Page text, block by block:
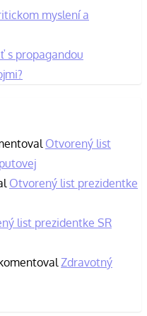
myslení a
s propagandou
Otvorený list
Otvorený list prezidentke
list prezidentke SR
Zdravotný